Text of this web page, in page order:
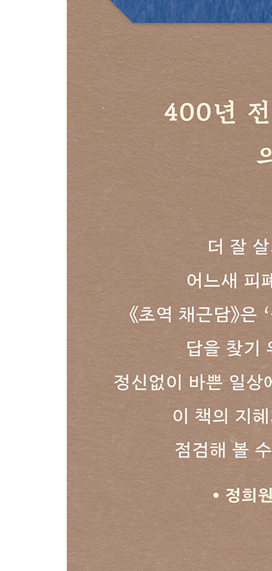
177 도덕과 학문이 일상이 되도록
178 성과가 보이지 않는다고 실망하지 말라
179 이해득실을 따져야 할 때와 잊어야 할 때
180 급하게 이루려고 하면 깊이가 얕다
181 본질에 이를 때까지 파고들어라
182 일을 줄이고 마음을 지킨다
183 그만둬야 할 것은 당장 그만둬라
184 명성을 버리고 한가로움을 누린다
185 환경을 바꿔 마음의 여유를 찾는다
186 오래 엎드린 새가 높이 난다
187 생각을 없애려 할수록 생각에 사로잡힌다
188 떠나야 할 때를 아는 사람
189 마음으로 깨닫는 바가 없다면
190 달인은 오히려 평범하다
191 낮은 곳에 있어 봐야 높은 곳의 위태로움을 안
193 선인과 악인이 따로 있지 않다
194 양심과 위선을 알아보는 법
195 지나치게 맑은 물에는 물고기가 없다
196 의욕이 없는 사람은 평생 발전이 없다
197 단단함과 부드러움의 양면을 지닌 사람
198 역경은 나를 성장시키는 약이다
199 이익에 오가는 것이 인정세태
200 자기주장만 고집하는 사람은 고칠 방법이 없다
201 명성을 좇는 자를 주의하라
202 각박한 사람이 되지 말자
203 어릴 때 단련해야 좋은 그릇이 된다
205 맹수보다 사람 마음 다스리기가 어렵다
206 세상의 악습에 물들지 말라
8부 행복에 대하여
207 신경 쓸 일이 많은 사람은 불행하다
208 일이 잘 풀릴 때 뜻밖의 슬픔이 온다